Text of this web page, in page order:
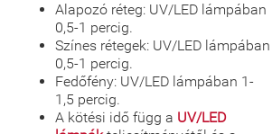
Alapozó réteg: UV/LED lámpában
0,5-1 percig.
Színes rétegek: UV/LED lámpában
0,5-1 percig.
Fedőfény: UV/LED lámpában 1-
1,5 percig.
A kötési idő függ a UV/LED